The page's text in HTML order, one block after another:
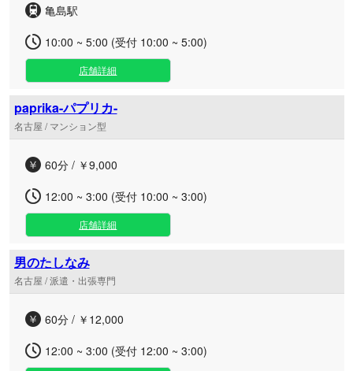
亀島駅
10:00 ~ 5:00 (受付 10:00 ~ 5:00)
店舗詳細
paprika-パプリカ-
名古屋 / マンション型
60分 / ￥9,000
12:00 ~ 3:00 (受付 10:00 ~ 3:00)
店舗詳細
男のたしなみ
名古屋 / 派遣・出張専門
60分 / ￥12,000
12:00 ~ 3:00 (受付 12:00 ~ 3:00)